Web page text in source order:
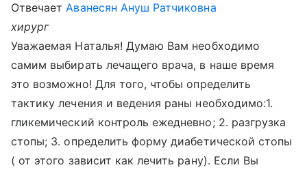
ОтвечаетАванесян Ануш Ратчиковна
хирург
Уважаемая Наталья! Думаю Вам необходимо
самим выбирать лечащего врача, в наше время
это возможно! Для того, чтобы определить
тактику лечения и ведения раны необходимо:1.
гликемический контроль ежедневно; 2. разгрузка
стопы; 3. определить форму диабетической стопы
( от этого зависит как лечить рану). Если Вы